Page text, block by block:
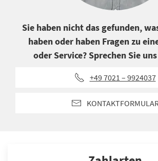
Sie haben nicht das gefunden,
haben oder haben Fragen zu
oder Service? Sprechen Sie
+49 7021 – 9924037